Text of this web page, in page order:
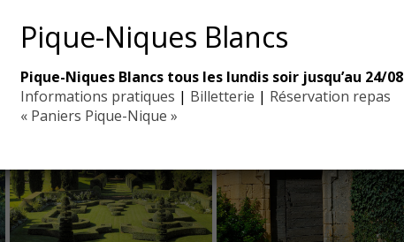
Pique-Niques Blancs
Pique-Niques Blancs tous les lundis soir jusqu’au 24/08
Informations pratiques | Billetterie | Réservation repas
« Paniers Pique-Nique »